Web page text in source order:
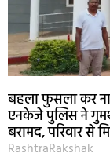
बहला फुसला कर
एनकेजे पुलिस ने
बरामद, परिवार से
RashtraRakshak